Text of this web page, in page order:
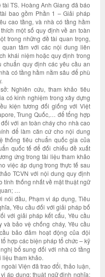
TS. Hoàng Anh Giang đã báo
bao gồm Phần 1 – Giải pháp
cao tầng, và nhà có tầng hầm
một số quy định về an toàn
trong những đề tài quan trọng,
tâm với các nội dung liên
khái niệm hoặc quy định trong
chuẩn quy định các yêu cầu an
có tầng hầm nằm sâu để phù
Nghiên cứu, tham khảo tiêu
có kinh nghiệm trong xây dựng
kiện tương đối giống với Việt
Trung Quốc,… để tổng hợp
với an toàn cháy cho nhà cao
để làm căn cứ cho nội dung
thống tiêu chuẩn quốc gia của
quốc tế để đối chiếu đề xuất
ứng trong tài liệu tham khảo
việc áp dụng trong thực tế sau
TCVN với nội dung quy định
tính thống nhất về mặt thuật ngữ
…
nói đầu, Phạm vi áp dụng, Tiêu
Yêu cầu đối với giải pháp bố
với giải pháp kết cấu, Yêu cầu
bảo vệ chống cháy, Yêu cầu
bảo đảm hoạt động của đội
hợp các biện pháp tổ chức – kỹ
bổ sung đối với nhà có tầng
liệu tham khảo.
Viện đã trao đổi, thảo luận,
áp dụng; thuật ngữ định nghĩa;